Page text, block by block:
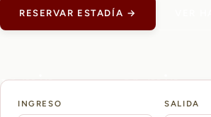
RESERVAR ESTADÍA →
15 min
AEROPUERTO PETTIROSSI
10 min
CASCO HISTÓRICO
INGRESO SALIDA